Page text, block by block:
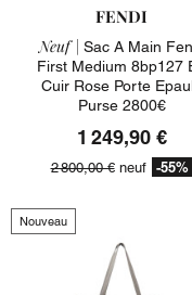
FENDI
Neuf | Sac A Main
First Medium 8bp127
Cuir Rose Porte
Purse 2800€
1 249,90 €
2 800,00 €neuf -55%
Nouveau